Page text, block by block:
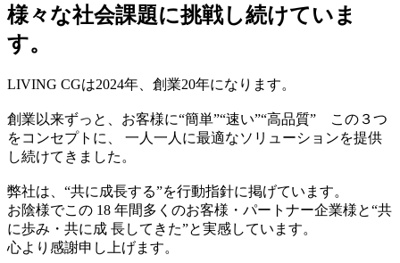
様々な社会課題に挑戦し続けていま
す。
LIVING CGは2024年、創業20年になります。
創業以来ずっと、お客様に“簡単”“速い”“高品質” この３つ
をコンセプトに、 一人一人に最適なソリューションを提供
し続けてきました。
弊社は、“共に成長する”を行動指針に掲げています。
お陰様でこの 18 年間多くのお客様・パートナー企業様と“共
に歩み・共に成 長してきた”と実感しています。
心より感謝申し上げます。